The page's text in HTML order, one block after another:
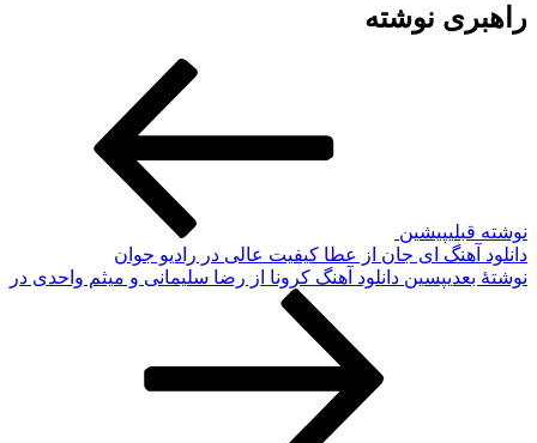
راهبری نوشته
نوشته قبلیپیشین
دانلود آهنگ ای جان از عطا کیفیت عالی در رادیو جوان
نوشته‌ٔ بعدیپسین دانلود آهنگ کرونا از رضا سلیمانی و میثم واحدی در